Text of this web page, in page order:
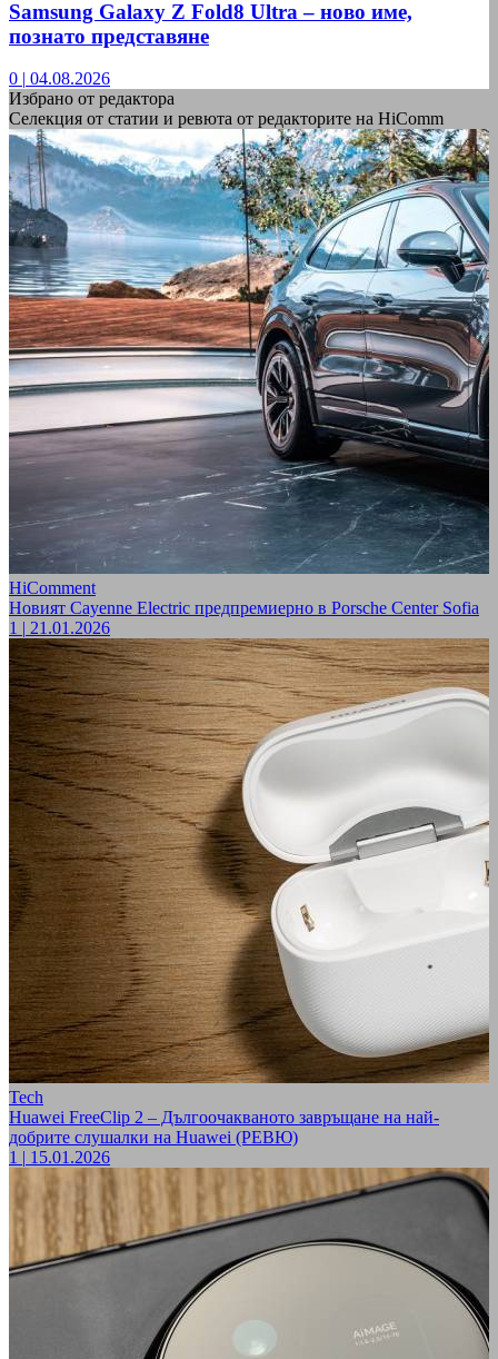
Samsung Galaxy Z Fold8 Ultra – ново име,
познато представяне
0 | 04.08.2026
Избрано от редактора
Селекция от статии и ревюта от редакторите на HiComm
HiComment
Новият Cayenne Electric предпремиерно в Porsche Center Sofia
1 | 21.01.2026
Tech
Huawei FreeClip 2 – Дългоочакваното завръщане на най-
добрите слушалки на Huawei (РЕВЮ)
1 | 15.01.2026